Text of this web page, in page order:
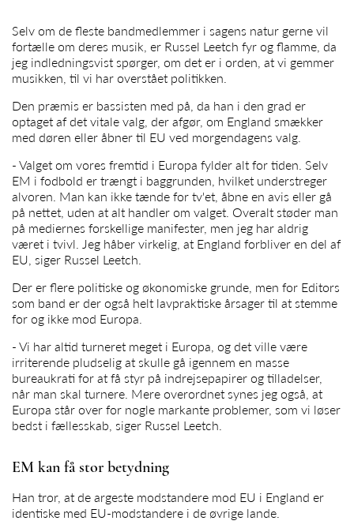
Selv om de fleste bandmedlemmer i sagens natur gerne vil
fortælle om deres musik, er Russel Leetch fyr og flamme, da
jeg indledningsvist spørger, om det er i orden, at vi gemmer
musikken, til vi har overstået politikken.
Den præmis er bassisten med på, da han i den grad er
optaget af det vitale valg, der afgør, om England smækker
med døren eller åbner til EU ved morgendagens valg.
- Valget om vores fremtid i Europa fylder alt for tiden. Selv
EM i fodbold er trængt i baggrunden, hvilket understreger
alvoren. Man kan ikke tænde for tv'et, åbne en avis eller gå
på nettet, uden at alt handler om valget. Overalt støder man
på mediernes forskellige manifester, men jeg har aldrig
været i tvivl. Jeg håber virkelig, at England forbliver en del af
EU, siger Russel Leetch.
Der er flere politiske og økonomiske grunde, men for Editors
som band er der også helt lavpraktiske årsager til at stemme
for og ikke mod Europa.
- Vi har altid turneret meget i Europa, og det ville være
irriterende pludselig at skulle gå igennem en masse
bureaukrati for at få styr på indrejsepapirer og tilladelser,
når man skal turnere. Mere overordnet synes jeg også, at
Europa står over for nogle markante problemer, som vi løser
bedst i fællesskab, siger Russel Leetch.
EM kan få stor betydning
Han tror, at de argeste modstandere mod EU i England er
identiske med EU-modstandere i de øvrige lande.